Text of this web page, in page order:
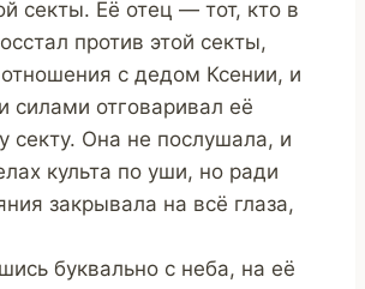
секты. Её отец — тот, кто в
против этой секты,
с дедом Ксении, и
силами отговаривал её
секту. Она не послушала, и
культа по уши, но ради
закрывала на всё глаза,
буквально с неба, на её